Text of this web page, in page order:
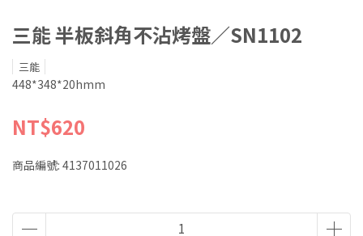
三能 半板斜角不沾烤盤／SN1102
三能
448*348*20hmm
NT$620
商品編號: 4137011026